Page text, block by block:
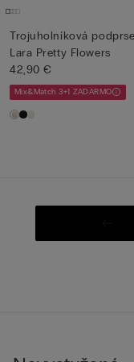
Trojuholníková
Lara Pretty Flowers
42,90 €
Mix&Match 3+1 ZADARMO